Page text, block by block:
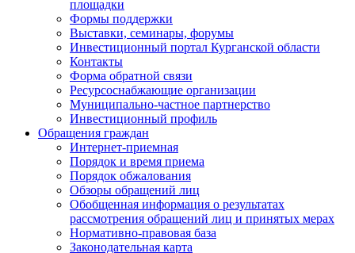
площадки
Формы поддержки
Выставки, семинары, форумы
Инвестиционный портал Курганской области
Контакты
Форма обратной связи
Ресурсоснабжающие организации
Муниципально-частное партнерство
Инвестиционный профиль
Обращения граждан
Интернет-приемная
Порядок и время приема
Порядок обжалования
Обзоры обращений лиц
Обобщенная информация о результатах
рассмотрения обращений лиц и принятых мерах
Нормативно-правовая база
Законодательная карта